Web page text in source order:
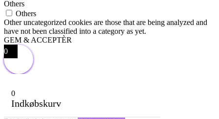
Others
Others
Other uncategorized cookies are those that are being analyzed and
have not been classified into a category as yet.
GEM & ACCEPTÈR
0
0
Indkøbskurv